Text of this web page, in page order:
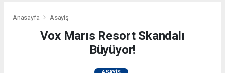
Anasayfa Asayiş
Vox Marıs Resort Skandalı
Büyüyor!